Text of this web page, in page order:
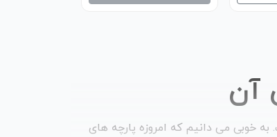
آن
خوبی می دانیم که امروزه پارچه های